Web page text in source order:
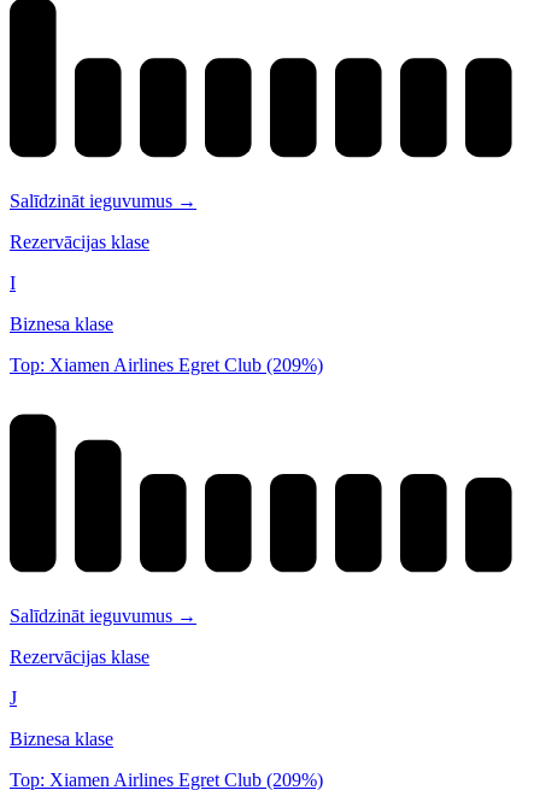
Salīdzināt ieguvumus →
Rezervācijas klase
I
Biznesa klase
Top: Xiamen Airlines Egret Club (209%)
Salīdzināt ieguvumus →
Rezervācijas klase
J
Biznesa klase
Top: Xiamen Airlines Egret Club (209%)